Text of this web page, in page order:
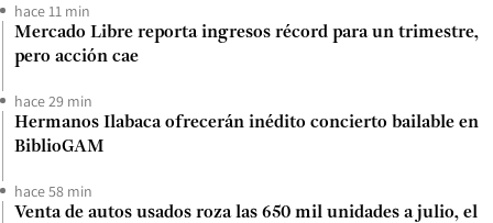
hace 11 min
Mercado Libre reporta ingresos récord para un trimestre,
pero acción cae
hace 29 min
Hermanos Ilabaca ofrecerán inédito concierto bailable en
BiblioGAM
hace 58 min
Venta de autos usados roza las 650 mil unidades a julio, el